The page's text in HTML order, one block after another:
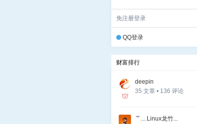
免注册登录
QQ登录
财富排行
deepin
35 文章 • 136 评论
⺌﹏Linux龙竹...